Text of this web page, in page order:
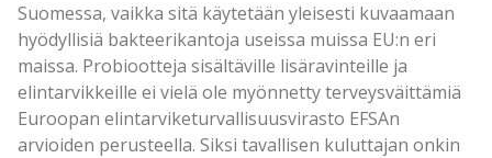
Suomessa, vaikka sitä käytetään yleisesti kuvaamaan
hyödyllisiä bakteerikantoja useissa muissa EU:n eri
maissa. Probiootteja sisältäville lisäravinteille ja
elintarvikkeille ei vielä ole myönnetty terveysväittämiä
Euroopan elintarviketurvallisuusvirasto EFSAn
arvioiden perusteella. Siksi tavallisen kuluttajan onkin